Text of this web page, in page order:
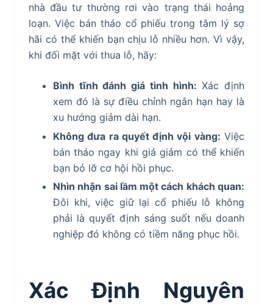
nhà đầu tư thường rơi vào trạng thái hoảng
loạn. Việc bán tháo cổ phiếu trong tâm lý sợ
hãi có thể khiến bạn chịu lỗ nhiều hơn. Vì vậy,
khi đối mặt với thua lỗ, hãy:
Bình tĩnh đánh giá tình hình: Xác định
xem đó là sự điều chỉnh ngắn hạn hay là
xu hướng giảm dài hạn.
Không đưa ra quyết định vội vàng: Việc
bán tháo ngay khi giá giảm có thể khiến
bạn bỏ lỡ cơ hội hồi phục.
Nhìn nhận sai lầm một cách khách quan:
Đôi khi, việc giữ lại cổ phiếu lỗ không
phải là quyết định sáng suốt nếu doanh
nghiệp đó không có tiềm năng phục hồi.
Xác Định Nguyên